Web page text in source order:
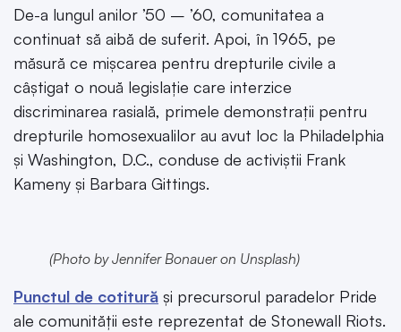
De-a lungul anilor ’50 – ’60, comunitatea a
continuat să aibă de suferit. Apoi, în 1965, pe
măsură ce mișcarea pentru drepturile civile a
câștigat o nouă legislație care interzice
discriminarea rasială, primele demonstrații pentru
drepturile homosexualilor au avut loc la Philadelphia
și Washington, D.C., conduse de activiștii Frank
Kameny și Barbara Gittings.
(Photo by Jennifer Bonauer on Unsplash)
Punctul de cotitură și precursorul paradelor Pride
ale comunității este reprezentat de Stonewall Riots.